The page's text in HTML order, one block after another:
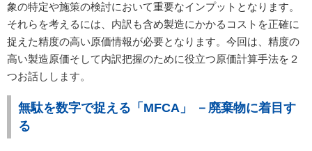
象の特定や施策の検討において重要なインプットとなります。
それらを考えるには、内訳も含め製造にかかるコストを正確に
捉えた精度の高い原価情報が必要となります。今回は、精度の
高い製造原価そして内訳把握のために役立つ原価計算手法を２
つお話しします。
無駄を数字で捉える「MFCA」 －廃棄物に着目す
る